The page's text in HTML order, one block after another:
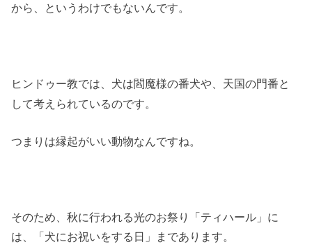
から、というわけでもないんです。
ヒンドゥー教では、犬は閻魔様の番犬や、 天国の門番 と
して考えられているのです。
つまりは縁起がいい動物なんですね。
そのため、秋に行われる光のお祭り「ティハール」に
は、「犬にお祝いをする日」まであります。